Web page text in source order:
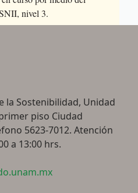
nivel 3.
la Sostenibilidad, Unidad
piso Ciudad
5623-7012. Atención
a 13:00 hrs.